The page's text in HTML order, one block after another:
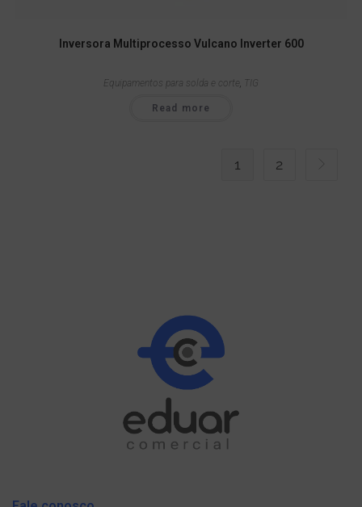
Inversora Multiprocesso Vulcano Inverter 600
Equipamentos para solda e corte, TIG
Read more
1 2